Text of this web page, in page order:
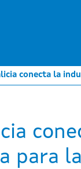
conecta la
para